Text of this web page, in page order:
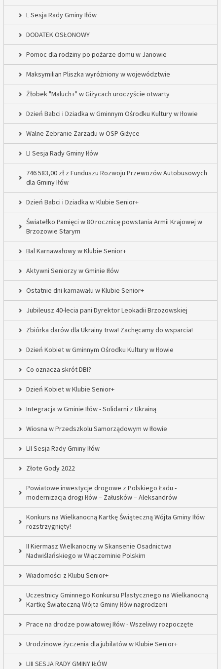
L Sesja Rady Gminy Iłów
DODATEK OSŁONOWY
Pomoc dla rodziny po pożarze domu w Janowie
Maksymilian Pliszka wyróżniony w województwie
Żłobek "Maluch+" w Giżycach uroczyście otwarty
Dzień Babci i Dziadka w Gminnym Ośrodku Kultury w Iłowie
Walne Zebranie Zarządu w OSP Giżyce
LI Sesja Rady Gminy Iłów
746 583,00 zł z Funduszu Rozwoju Przewozów Autobusowych
dla Gminy Iłów
Dzień Babci i Dziadka w Klubie Senior+
Światełko Pamięci w 80 rocznicę powstania Armii Krajowej w
Brzozowie Starym
Bal Karnawałowy w Klubie Senior+
Aktywni Seniorzy w Gminie Iłów
Ostatnie dni karnawału w Klubie Senior+
Jubileusz 40-lecia pani Dyrektor Leokadii Brzozowskiej
Zbiórka darów dla Ukrainy trwa! Zachęcamy do wsparcia!
Dzień Kobiet w Gminnym Ośrodku Kultury w Iłowie
Co oznacza skrót DBI?
Dzień Kobiet w Klubie Senior+
Integracja w Gminie Iłów - Solidarni z Ukrainą
Wiosna w Przedszkolu Samorządowym w Iłowie
LII Sesja Rady Gminy Iłów
Złote Gody 2022
Powiatowe inwestycje drogowe z Polskiego Ładu -
modernizacja drogi Iłów – Załusków – Aleksandrów
Konkurs na Wielkanocną Kartkę Świąteczną Wójta Gminy Iłów
rozstrzygnięty!
II Kiermasz Wielkanocny w Skansenie Osadnictwa
Nadwiślańskiego w Wiączeminie Polskim
Wiadomości z Klubu Senior+
Uczestnicy Gminnego Konkursu Plastycznego na Wielkanocną
Kartkę Świąteczną Wójta Gminy Iłów nagrodzeni
Prace na drodze powiatowej Iłów - Wszeliwy rozpoczęte
Urodzinowe życzenia dla jubilatów w Klubie Senior+
LIII SESJA RADY GMINY IŁÓW